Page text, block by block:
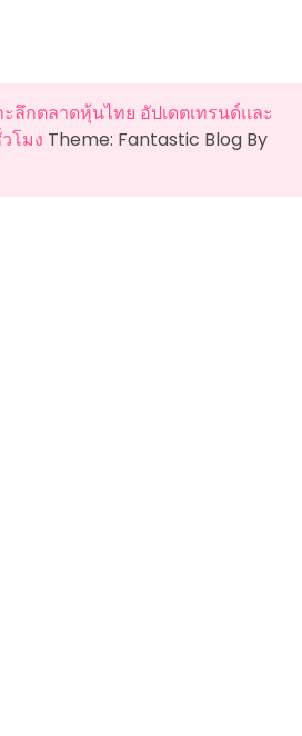
ะลึกตลาดหุ้นไทย อัปเดตเทรนด์และ
โมง Theme: Fantastic Blog By